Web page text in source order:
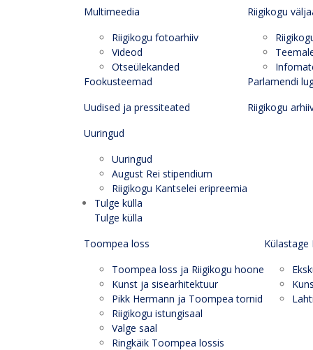
Multimeedia
Riigikogu fotoarhiiv
Videod
Otseülekanded
Fookusteemad
Uudised ja pressiteated
Uuringud
Uuringud
August Rei stipendium
Riigikogu Kantselei eripreemia
Riigikogu
Parlamendi
Riigikogu
Tulge külla
Tulge külla
Toompea loss
Toompea loss ja Riigikogu hoone
Kunst ja sisearhitektuur
Pikk Hermann ja Toompea tornid
Riigikogu istungisaal
Valge saal
Ringkäik Toompea lossis
Külastage